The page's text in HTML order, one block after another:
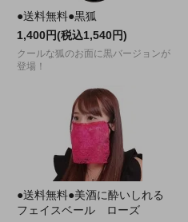
●送料無料●黒狐
1,400円(税込1,540円)
クールな狐のお面に黒バージョンが
登場！
●送料無料●美酒に酔いしれる
フェイスベール ローズ